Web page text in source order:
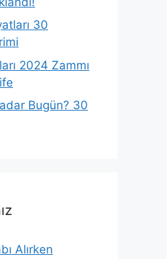
30
2024 Zammı
Bugün? 30
Alırken